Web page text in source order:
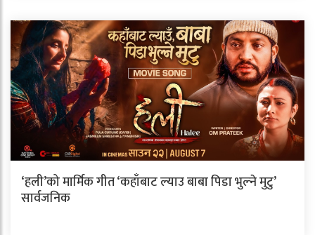
‘हली’को मार्मिक गीत ‘कहाँबाट ल्याउ बाबा पिडा भुल्ने मुटु’
सार्वजनिक